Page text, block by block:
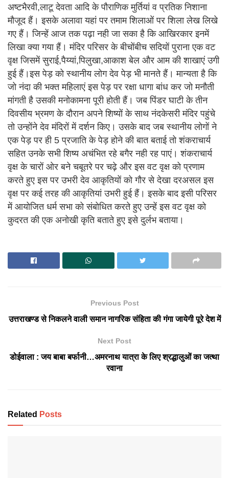
अष्टभैरवी,लाटू देवता आदि के पौराणिक मुर्तियां व प्रतिक निशाना
मौजूद हैं। इसके अलावा यहां पर तमाम शिलाओं पर शिला लेख लिखे
गए हैं। जिन्हें आज तक पढ़ा नही जा सका है कि आखिरकार इनमें
लिखा क्या गया हैं। मंदिर परिसर के बीचोंबीच सदियों पुराना एक वट
वृक्ष जिसमें सुराई,पैय्यां,पिलुखा,आकाश बेल और आम की शाखाएं उगी
हुई हैं।इस पेड़ को स्थानीय लोग देव पेड़ भी मानते हैं। मान्यता है कि
जो नंदा की भक्त महिलाएं इस पेड़ पर रक्षा धागा बांध कर जो मनौती
मांगती है उसकी मनोकामना पूरी होती हैं। जब पिंडर घाटी के तीन
दिवसीय भ्रमण के दौरान अपने शिष्यों के साथ नंदकेसरी मंदिर पहुंचे
तो उन्होंने देव मंदिरों में दर्शन किए। उसके बाद जब स्थानीय लोगों ने
एक पेड़ पर ही 5 प्रजाति के पेड़ होने की बात बताई तो शंकराचार्य
सहित उनके सभी शिष्य अचंभित रहे बगैर नही रह पाएं। शंकराचार्य
वृक्ष के चारों ओर बने चबूतरे पर चढ़े और इस वट वृक्ष को प्रणाम
करते हुए इस पर उभरी देव आकृतियों को गौर से देखा दरअसल इस
वृक्ष पर कई तरह की आकृतियां उभरी हुई हैं। इसके बाद इसी परिसर
में आयोजित धर्म सभा को संबोधित करते हुए उन्हें इस वट वृक्ष को
कुदरत की एक अनोखी कृति बताते हुए इसे दुर्लभ बताया।
Previous Post
उत्तराखण्ड से निकलने वाली समान नागरिक संहिता की गंगा जायेगी पूरे देश में
Next Post
डोईवाला : जय बाबा बर्फानी…अमरनाथ यात्रा के लिए श्रद्धालुओं का जत्था
रवाना
Related Posts